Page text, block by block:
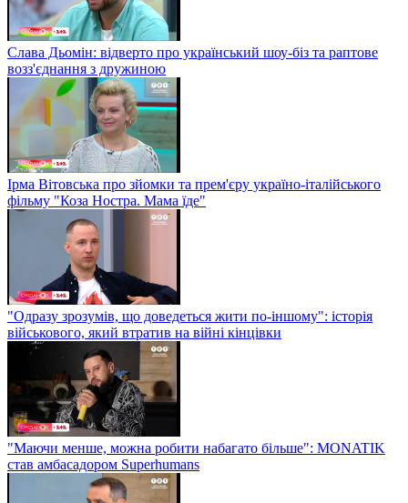
Слава Дьомін: відверто про український шоу-біз та раптове
возз'єднання з дружиною
Ірма Вітовська про зйомки та прем'єру україно-італійського
фільму "Коза Ностра. Мама їде"
"Одразу зрозумів, що доведеться жити по-іншому": історія
військового, який втратив на війні кінцівки
"Маючи менше, можна робити набагато більше": MONATIK
став амбасадором Superhumans